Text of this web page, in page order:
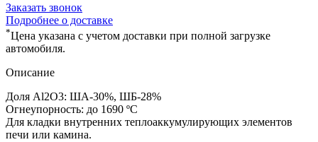
Заказать звонок
Подробнее о доставке
*Цена указана с учетом доставки при полной загрузке
автомобиля.
Описание
Доля Al2O3: ША-30%, ШБ-28%
Огнеупорность: до 1690 ºC
Для кладки внутренних теплоаккумулирующих элементов
печи или камина.